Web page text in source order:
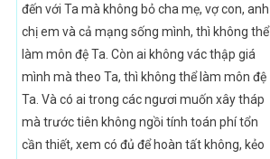
đến với Ta mà không bỏ cha mẹ, vợ con, anh
chị em và cả mạng sống mình, thì không thể
làm môn đệ Ta. Còn ai không vác thập giá
mình mà theo Ta, thì không thể làm môn đệ
Ta. Và có ai trong các ngươi muốn xây tháp
mà trước tiên không ngồi tính toán phí tổn
cần thiết, xem có đủ để hoàn tất không, kẻo